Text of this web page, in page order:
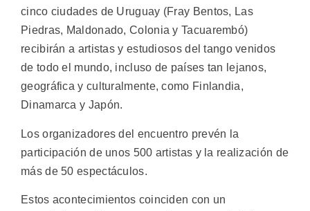
cinco ciudades de Uruguay (Fray Bentos, Las
Piedras, Maldonado, Colonia y Tacuarembó)
recibirán a artistas y estudiosos del tango venidos
de todo el mundo, incluso de países tan lejanos,
geográfica y culturalmente, como Finlandia,
Dinamarca y Japón.
Los organizadores del encuentro prevén la
participación de unos 500 artistas y la realización de
más de 50 espectáculos.
Estos acontecimientos coinciden con un